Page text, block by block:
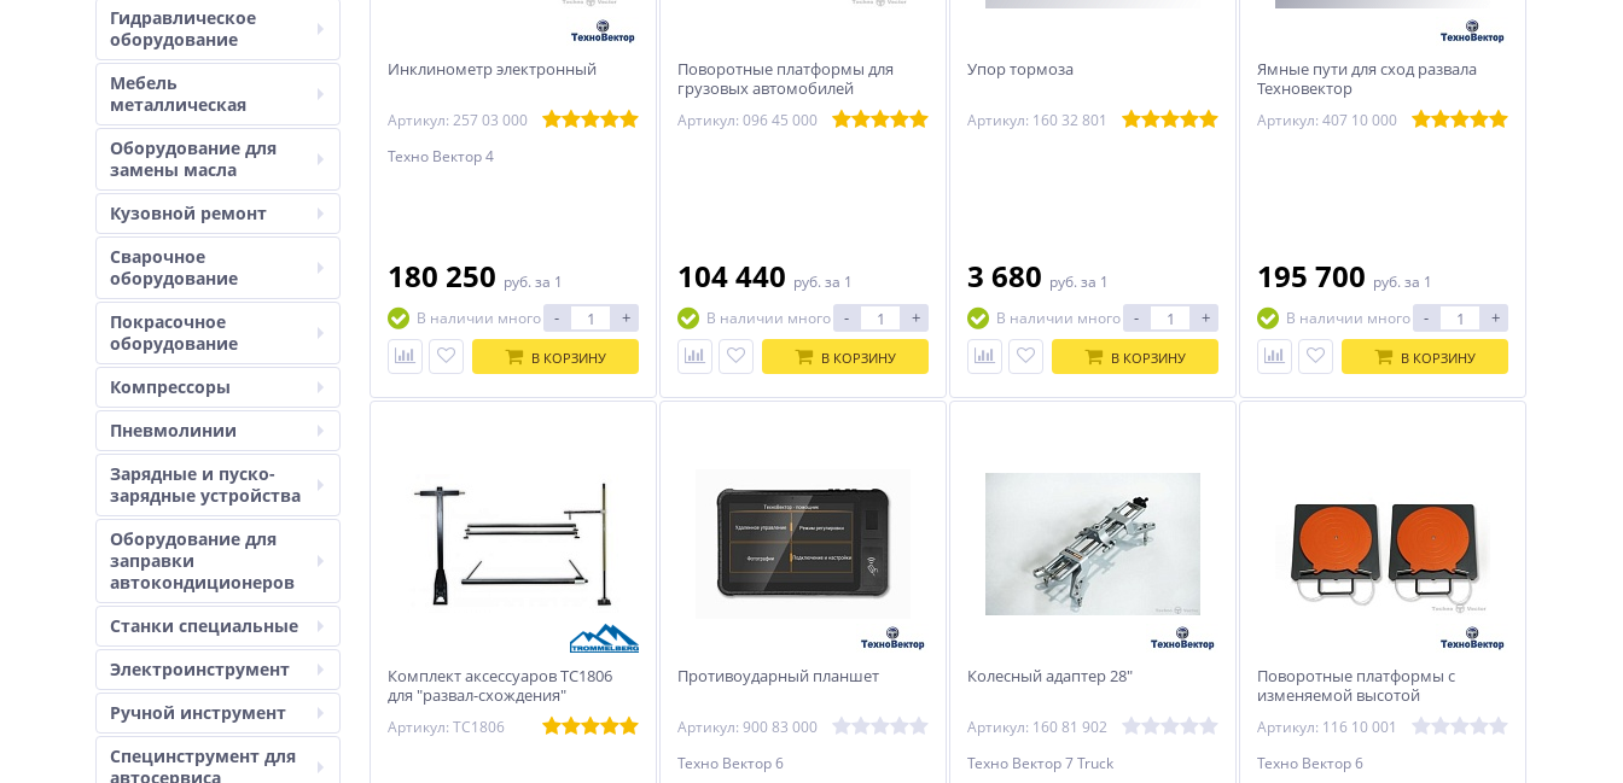
Гидравлическое
оборудование
Мебель
металлическая
Оборудование для
замены масла
Кузовной ремонт
Сварочное
оборудование
Покрасочное
оборудование
Компрессоры
Пневмолинии
Зарядные и пуско-
зарядные устройства
Оборудование для
заправки
автокондиционеров
Станки специальные
Электроинструмент
Ручной инструмент
Специнструмент для
автосервиса
Инклинометр электронный
Артикул: 257 03 000
Техно Вектор 4
180 250 руб. за 1
В наличии много
- +
В КОРЗИНУ
Поворотные платформы для
грузовых автомобилей
Артикул: 096 45 000
104 440 руб. за 1
В наличии много
- +
В КОРЗИНУ
Упор тормоза
Артикул: 160 32 801
3 680 руб. за 1
В наличии много
- +
В КОРЗИНУ
Ямные пути для сход развала
Техновектор
Артикул: 407 10 000
195 700 руб. за 1
В наличии много
- +
В КОРЗИНУ
Комплект аксессуаров TC1806
для "развал-схождения"
грузового транспорта
Trommelberg
Артикул: TC1806
Противоударный планшет
Артикул: 900 83 000
Техно Вектор 6
Колесный адаптер 28"
Артикул: 160 81 902
Техно Вектор 7 Truck
Поворотные платформы с
изменяемой высотой
(40мм/50мм) для 3D стендов
Артикул: 116 10 001
Техно Вектор 6